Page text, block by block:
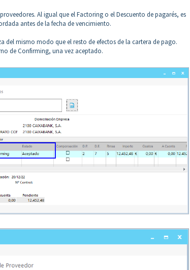
Al igual que el Factoring o el Descuento de pagarés, es
antes de la fecha de vencimiento.
mismo modo que el resto de efectos de la cartera de pago.
de Confirming, una vez aceptado.